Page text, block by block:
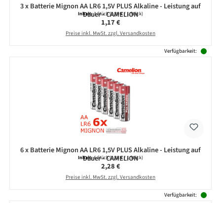
3 x Batterie Mignon AA LR6 1,5V PLUS Alkaline - Leistung auf
Dauer - CAMELION
Inhalt:3 Stück(0,39 € / 1 Stück)
Regulärer Preis:
1,17 €
Preise inkl. MwSt. zzgl. Versandkosten
Verfügbarkeit:
6 x Batterie Mignon AA LR6 1,5V PLUS Alkaline - Leistung auf
Dauer - CAMELION
Inhalt:6 Stück(0,38 € / 1 Stück)
Regulärer Preis:
2,28 €
Preise inkl. MwSt. zzgl. Versandkosten
Verfügbarkeit: